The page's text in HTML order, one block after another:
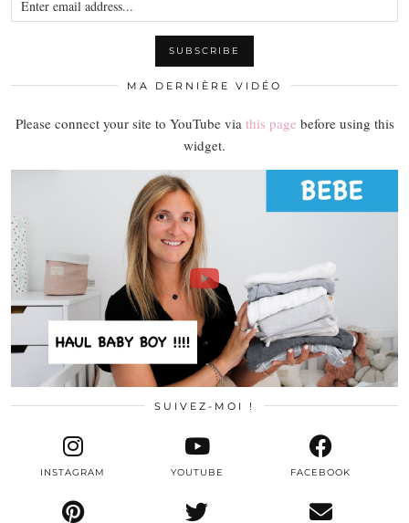
MA DERNIÈRE VIDÉO
Please connect your site to YouTube via this page before using this
widget.
SUIVEZ-MOI !
INSTAGRAM FACEBOOK
YOUTUBE